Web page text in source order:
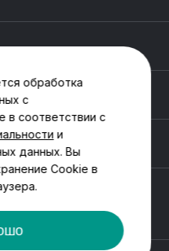
данных
обработка
с
в соответствии с
и
данных. Вы
Cookie в